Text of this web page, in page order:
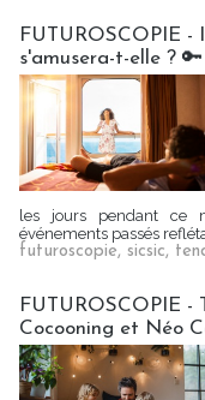
FUTUROSCOPIE -
s'amusera-t-elle ? 🔑
les jours pendant ce
événements passés
futuroscopie, sicsic,
FUTUROSCOPIE -
Cocooning et Néo